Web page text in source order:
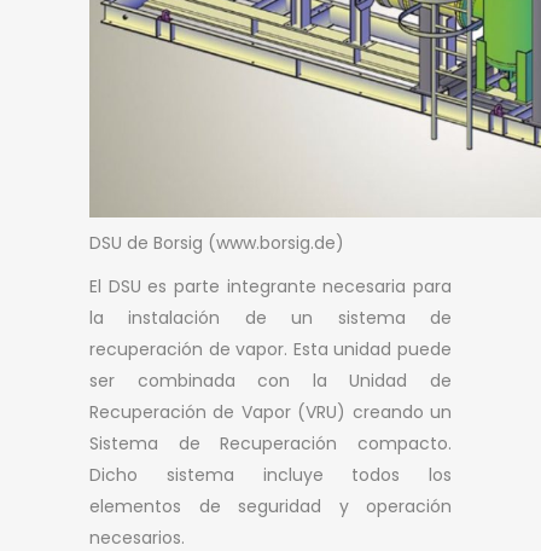
DSU de Borsig (www.borsig.de)
El DSU es parte integrante necesaria para
la instalación de un sistema de
recuperación de vapor. Esta unidad puede
ser combinada con la Unidad de
Recuperación de Vapor (VRU) creando un
Sistema de Recuperación compacto.
Dicho sistema incluye todos los
elementos de seguridad y operación
necesarios.